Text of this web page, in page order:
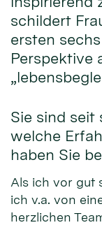
schildert
ersten
Perspektive
Sie sind seit
welche
haben Sie
Als ich vor gut
ich v.a. von
herzlichen